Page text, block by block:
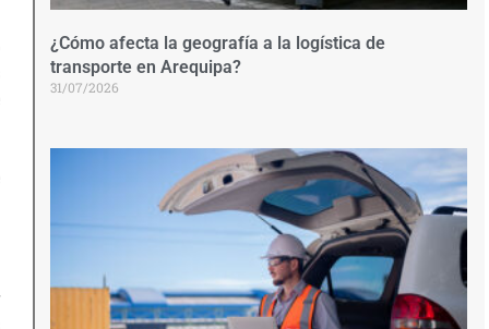
¿Cómo afecta la geografía a la logística de
transporte en Arequipa?
31/07/2026